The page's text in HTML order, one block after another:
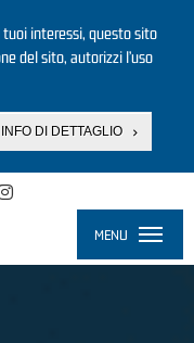
interessi, questo sito
del sito, autorizzi l’uso
DI DETTAGLIO
MENU